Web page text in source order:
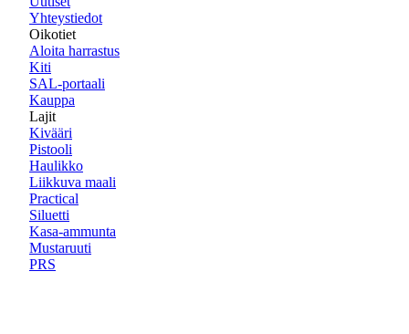
Yhteystiedot
Oikotiet
Aloita harrastus
Kiti
SAL-portaali
Kauppa
Lajit
Kivääri
Pistooli
Haulikko
Liikkuva maali
Practical
Siluetti
Kasa-ammunta
Mustaruuti
PRS